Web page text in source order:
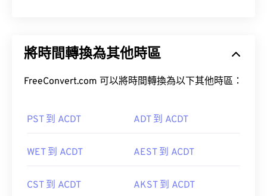
將時間轉換為其他時區
FreeConvert.com 可以將時間轉換為以下其他時區：
PST 到 ACDT ADT 到 ACDT
WET 到 ACDT AEST 到 ACDT
CST 到 ACDT AKST 到 ACDT